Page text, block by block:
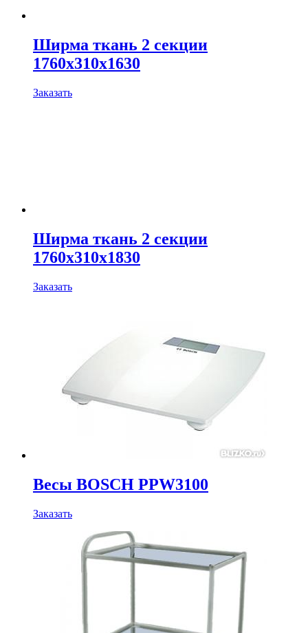
Ширма ткань 2 секции
1760х310х1630
Заказать
Ширма ткань 2 секции
1760х310х1830
Заказать
Весы BOSCH PPW3100
Заказать